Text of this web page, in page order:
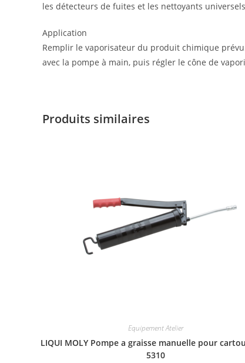
les détecteurs de fuites et les nettoyants
Application
Remplir le vaporisateur du produit chimique
avec la pompe à main, puis régler le cône de
Produits similaires
Equipement Atelier
LIQUI MOLY Pompe a graisse manuelle pour
5310